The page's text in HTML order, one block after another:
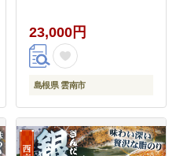
雲南市/有限会社石田魚
店 [AICQ005]
23,000円
島根県 雲南市